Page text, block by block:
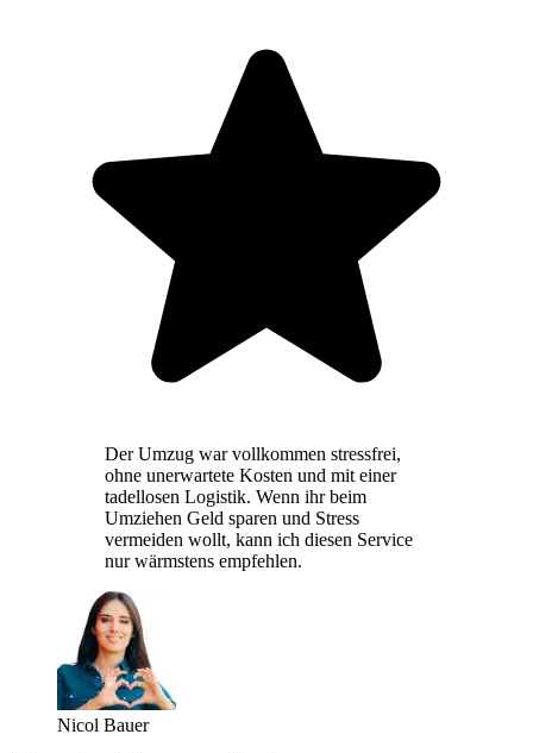
Der Umzug war vollkommen stressfrei,
ohne unerwartete Kosten und mit einer
tadellosen Logistik. Wenn ihr beim
Umziehen Geld sparen und Stress
vermeiden wollt, kann ich diesen Service
nur wärmstens empfehlen.
Nicol Bauer